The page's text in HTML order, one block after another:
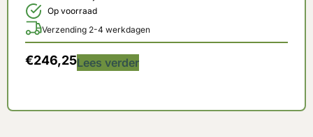
Op voorraad
Verzending 2-4 werkdagen
€246,25Lees verder